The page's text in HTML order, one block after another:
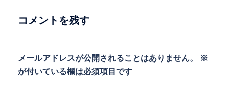
ョコメントを残す
メールアドレスが公開されることはありません。
※
が付いている欄は必須項目です